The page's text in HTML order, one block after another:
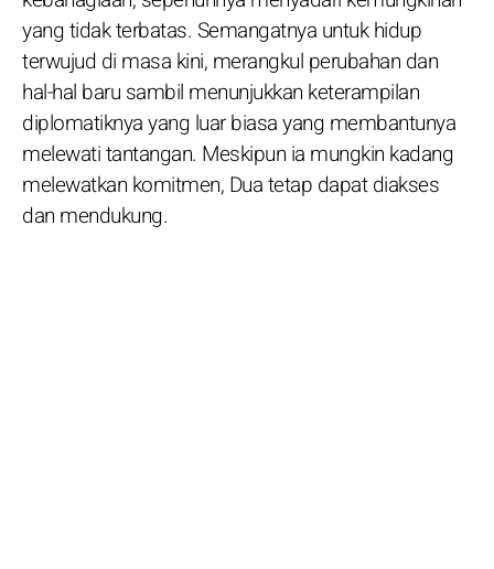
yang tidak terbatas. Semangatnya untuk hidup
terwujud di masa kini, merangkul perubahan dan
hal-hal baru sambil menunjukkan keterampilan
diplomatiknya yang luar biasa yang membantunya
melewati tantangan. Meskipun ia mungkin kadang
melewatkan komitmen, Dua tetap dapat diakses
dan mendukung.